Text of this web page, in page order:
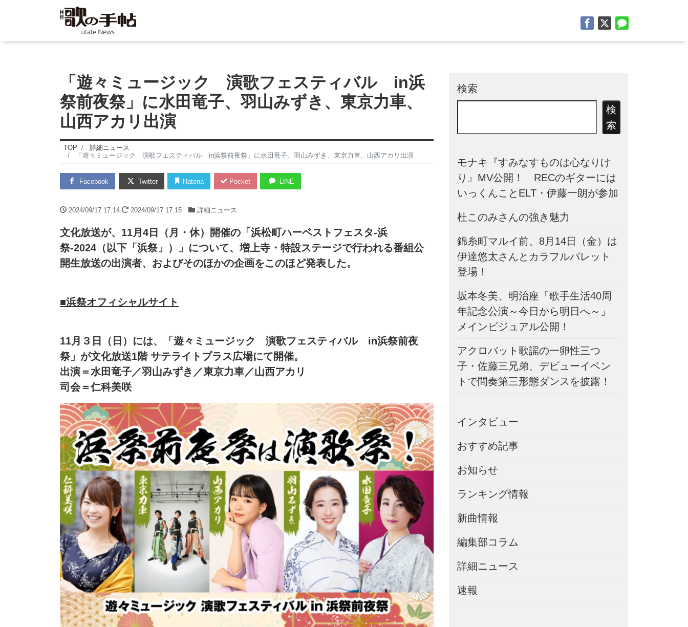
「遊々ミュージック 演歌フェスティバル in浜
祭前夜祭」に水田竜子、羽山みずき、東京力車、
山西アカリ出演
TOP
詳細ニュース
「遊々ミュージック 演歌フェスティバル in浜祭前夜祭」に水田竜子、羽山みずき、東京力車、山西アカリ出演
Facebook Twitter Hatena Pocket LINE
2024/09/17 17:14 2024/09/17 17:15 詳細ニュース
文化放送が、11月4日（月・休）開催の「浜松町ハーベストフェスタ-浜
祭-2024（以下「浜祭」）」について、増上寺・特設ステージで行われる番組公
開生放送の出演者、およびそのほかの企画をこのほど発表した。
■浜祭オフィシャルサイト
11月３日（日）には、「遊々ミュージック 演歌フェスティバル in浜祭前夜
祭」が文化放送1階 サテライトプラス広場にて開催。
出演＝水田竜子／羽山みずき／東京力車／山西アカリ
司会＝仁科美咲
検索
検
索
モナキ『すみなすものは心なりけ
り』MV公開！ RECのギターには
いっくんことELT・伊藤一朗が参加
杜このみさんの強き魅力
錦糸町マルイ前、8月14日（金）は
伊達悠太さんとカラフルパレット
登場！
坂本冬美、明治座「歌手生活40周
年記念公演～今日から明日へ～」
メインビジュアル公開！
アクロバット歌謡の一卵性三つ
子・佐藤三兄弟、デビューイベン
トで間奏第三形態ダンスを披露！
インタビュー
おすすめ記事
お知らせ
ランキング情報
新曲情報
編集部コラム
詳細ニュース
速報